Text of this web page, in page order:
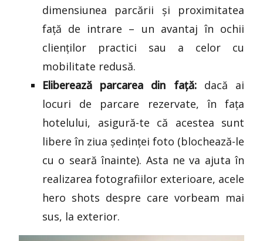
dimensiunea parcării și proximitatea
față de intrare – un avantaj în ochii
clienților practici sau a celor cu
mobilitate redusă.
Eliberează parcarea din față:dacă ai
locuri de parcare rezervate, în fața
hotelului, asigură-te că acestea sunt
libere în ziua ședinței foto (blochează-le
cu o seară înainte). Asta ne va ajuta în
realizarea fotografiilor exterioare, acele
hero shots despre care vorbeam mai
sus, la exterior.